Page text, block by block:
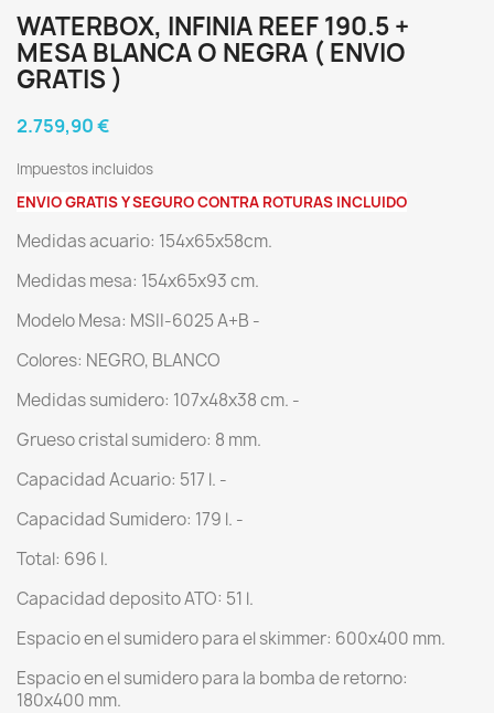
WATERBOX, INFINIA REEF 190.5 +
MESA BLANCA O NEGRA ( ENVIO
GRATIS )
2.759,90 €
Impuestos incluidos
ENVIO GRATIS Y SEGURO CONTRA ROTURAS INCLUIDO
Medidas acuario: 154x65x58cm.
Medidas mesa: 154x65x93 cm.
Modelo Mesa: MSII-6025 A+B -
Colores: NEGRO, BLANCO
Medidas sumidero: 107x48x38 cm. -
Grueso cristal sumidero: 8 mm.
Capacidad Acuario: 517 l. -
Capacidad Sumidero: 179 l. -
Total: 696 l.
Capacidad deposito ATO: 51 l.
Espacio en el sumidero para el skimmer: 600x400 mm.
Espacio en el sumidero para la bomba de retorno:
180x400 mm.